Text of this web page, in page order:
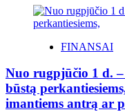
FINANSAI
Nuo rugpjūčio 1 d.
būstą
imantiems antrą ar